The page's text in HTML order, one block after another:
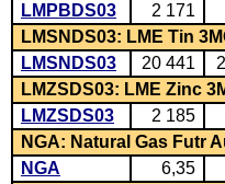
LMPBDS03
2 171
LMSNDS03: LME Tin
LMSNDS03
20 441
LMZSDS03: LME Zinc
LMZSDS03
2 185
NGA: Natural Gas Futr
NGA
6,35